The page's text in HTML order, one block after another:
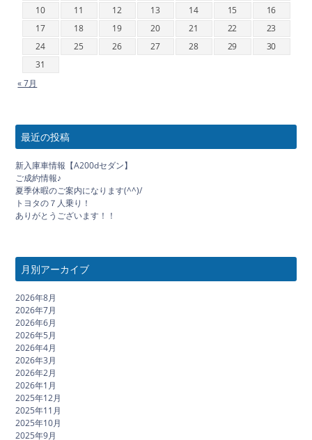
10
11 12 13 14 15
16
17
18 19 20 21 22
23
24
25 26 27 28 29
30
31
« 7月
最近の投稿
新入庫車情報【A200dセダン】
ご成約情報♪
夏季休暇のご案内になります(^^)/
トヨタの７人乗り！
ありがとうございます！！
月別アーカイブ
2026年8月
2026年7月
2026年6月
2026年5月
2026年4月
2026年3月
2026年2月
2026年1月
2025年12月
2025年11月
2025年10月
2025年9月